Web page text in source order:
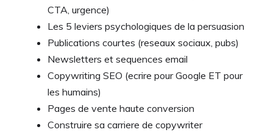
CTA, urgence)
Les 5 leviers psychologiques de la persuasion
Publications courtes (reseaux sociaux, pubs)
Newsletters et sequences email
Copywriting SEO (ecrire pour Google ET pour
les humains)
Pages de vente haute conversion
Construire sa carriere de copywriter